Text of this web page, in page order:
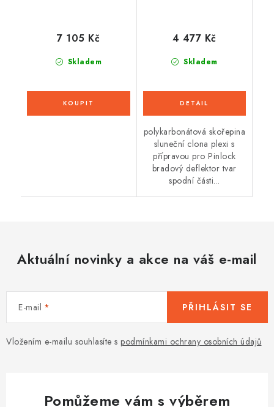
Skladem
7 105 Kč
Skladem
4 477 Kč
polykarbonátová skořepina
sluneční clona plexi s
přípravou pro Pinlock
bradový deflektor tvar
spodní části...
Aktuální novinky a akce na váš e-mail
E-mail
Vložením e-mailu souhlasíte s podmínkami ochrany osobních údajů
PŘIHLÁSIT SE
Pomůžeme vám s výběrem